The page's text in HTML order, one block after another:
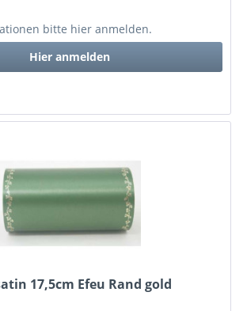
bitte hier anmelden.
Hier anmelden
17,5cm Efeu Rand gold